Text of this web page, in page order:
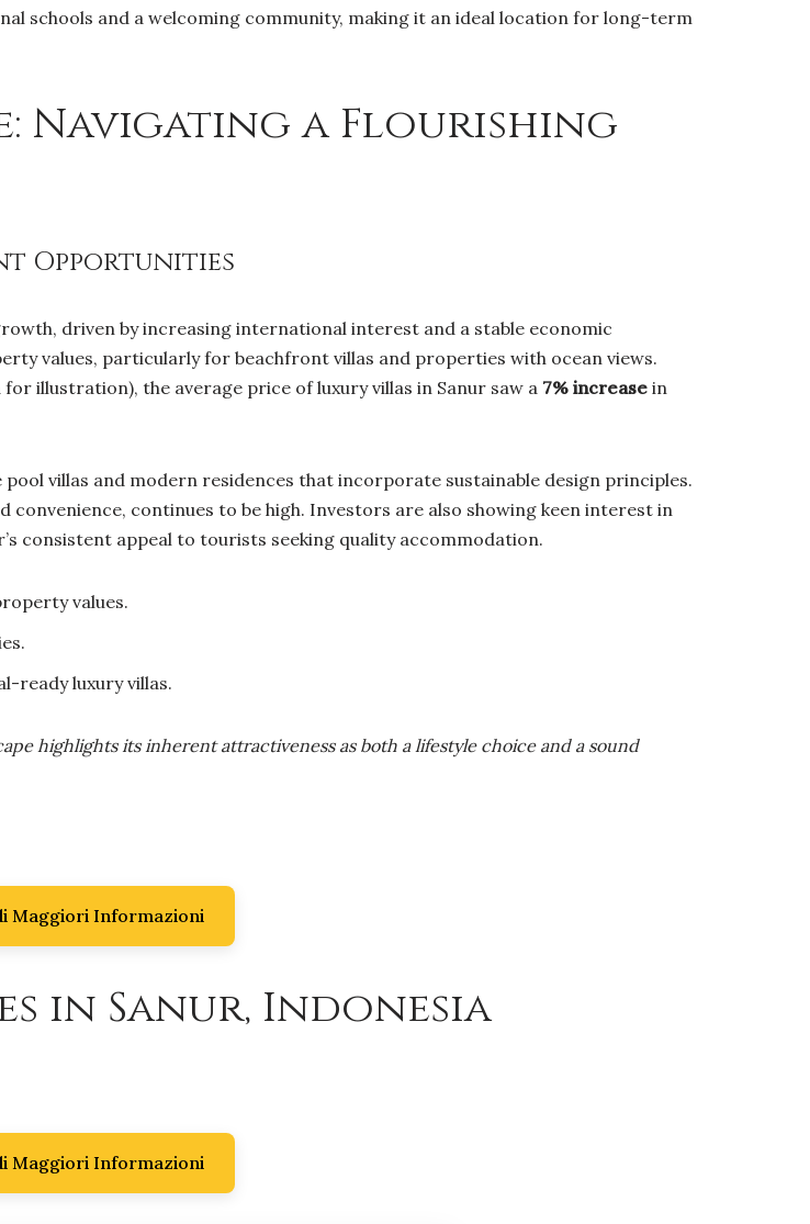
schools and a welcoming community, making it an ideal location for long-term
Navigating a Flourishing
Opportunities
driven by increasing international interest and a stable economic
values, particularly for beachfront villas and properties with ocean views.
illustration), the average price of luxury villas in Sanur saw a 7% increase in
villas and modern residences that incorporate sustainable design principles.
continues to be high. Investors are also showing keen interest in
consistent appeal to tourists seeking quality accommodation.
values.
ready luxury villas.
highlights its inherent attractiveness as both a lifestyle choice and a sound
Maggiori Informazioni
in Sanur, Indonesia
Maggiori Informazioni